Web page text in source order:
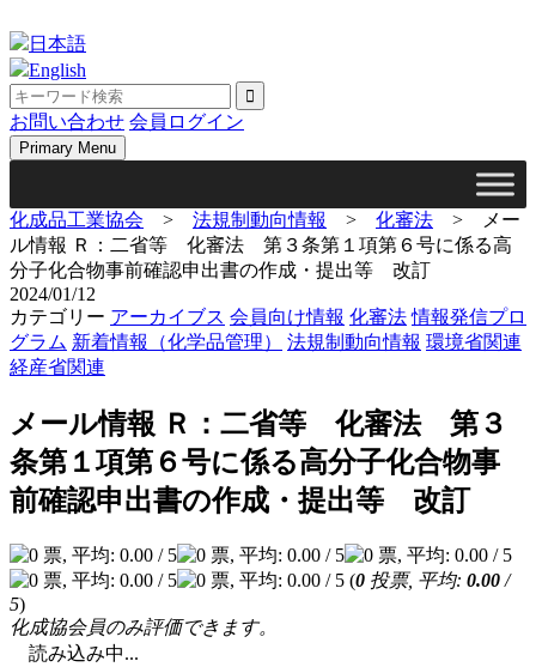
to
content
日本語
English
お問い合わせ 会員ログイン
Primary Menu
化成品工業協会 > 法規制動向情報 > 化審法 >
メー
ル情報 Ｒ：二省等 化審法 第３条第１項第６号に係る高
分子化合物事前確認申出書の作成・提出等 改訂
2024/01/12
カテゴリー アーカイブス 会員向け情報 化審法 情報発信プロ
グラム 新着情報（化学品管理） 法規制動向情報 環境省関連
経産省関連
メール情報 Ｒ：二省等 化審法 第３
条第１項第６号に係る高分子化合物事
前確認申出書の作成・提出等 改訂
(0 投票, 平均: 0.00 /
5)
化成協会員のみ評価できます。
読み込み中...